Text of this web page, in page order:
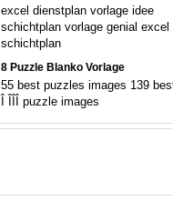
excel dienstplan vorlage idee
schichtplan vorlage genial excel
schichtplan
8 Puzzle Blanko Vorlage
55 best puzzles images 139
Î ÎÎÎ puzzle images